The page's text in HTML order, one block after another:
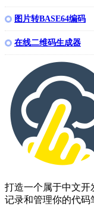
图片转BASE64编码
在线二维码生成器
打造一个属于中文开
记录和管理你的代码